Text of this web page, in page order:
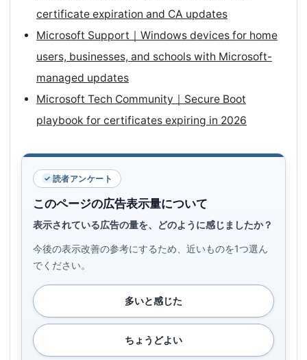
certificate expiration and CA updates
Microsoft Support｜Windows devices for home
users, businesses, and schools with Microsoft-
managed updates
Microsoft Tech Community｜Secure Boot
playbook for certificates expiring in 2026
読者アンケート
このページの広告表示量について
表示されている広告の量を、どのように感じましたか？
今後の表示改善の参考にするため、近いものを1つ選ん
でください。
多いと感じた
ちょうどよい